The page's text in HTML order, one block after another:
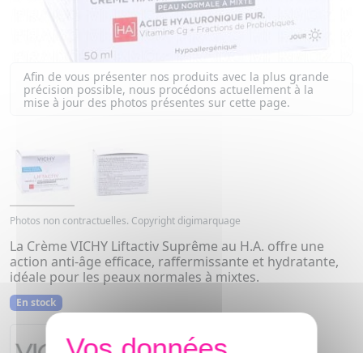
Afin de vous présenter nos produits avec la plus grande
précision possible, nous procédons actuellement à la
mise à jour des photos présentes sur cette page.
Photos non contractuelles. Copyright digimarquage
La Crème VICHY Liftactiv Suprême au H.A. offre une
action anti-âge efficace, raffermissante et hydratante,
idéale pour les peaux normales à mixtes.
En stock